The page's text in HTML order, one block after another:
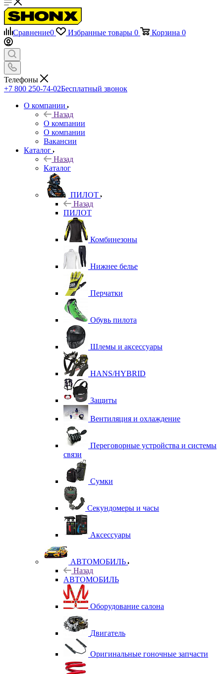
Сравнение0 Избранные товары 0 Корзина 0
Телефоны
+7 800 250-74-02Бесплатный звонок
О компании
Назад
О компании
О компании
Вакансии
Каталог
Назад
Каталог
ПИЛОТ
Назад
ПИЛОТ
Комбинезоны
Нижнее белье
Перчатки
Обувь пилота
Шлемы и аксессуары
HANS/HYBRID
Защиты
Вентиляция и охлаждение
Переговорные устройства и системы
связи
Сумки
Секундомеры и часы
Аксессуары
АВТОМОБИЛЬ
Назад
АВТОМОБИЛЬ
Оборудование салона
Двигатель
Оригинальные гоночные запчасти